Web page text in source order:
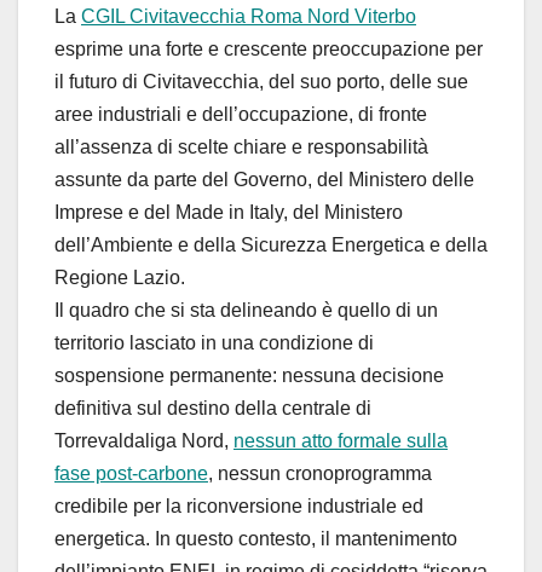
La CGIL Civitavecchia Roma Nord Viterbo
esprime una forte e crescente preoccupazione per
il futuro di Civitavecchia, del suo porto, delle sue
aree industriali e dell’occupazione, di fronte
all’assenza di scelte chiare e responsabilità
assunte da parte del Governo, del Ministero delle
Imprese e del Made in Italy, del Ministero
dell’Ambiente e della Sicurezza Energetica e della
Regione Lazio.
Il quadro che si sta delineando è quello di un
territorio lasciato in una condizione di
sospensione permanente: nessuna decisione
definitiva sul destino della centrale di
Torrevaldaliga Nord, nessun atto formale sulla
fase post-carbone, nessun cronoprogramma
credibile per la riconversione industriale ed
energetica. In questo contesto, il mantenimento